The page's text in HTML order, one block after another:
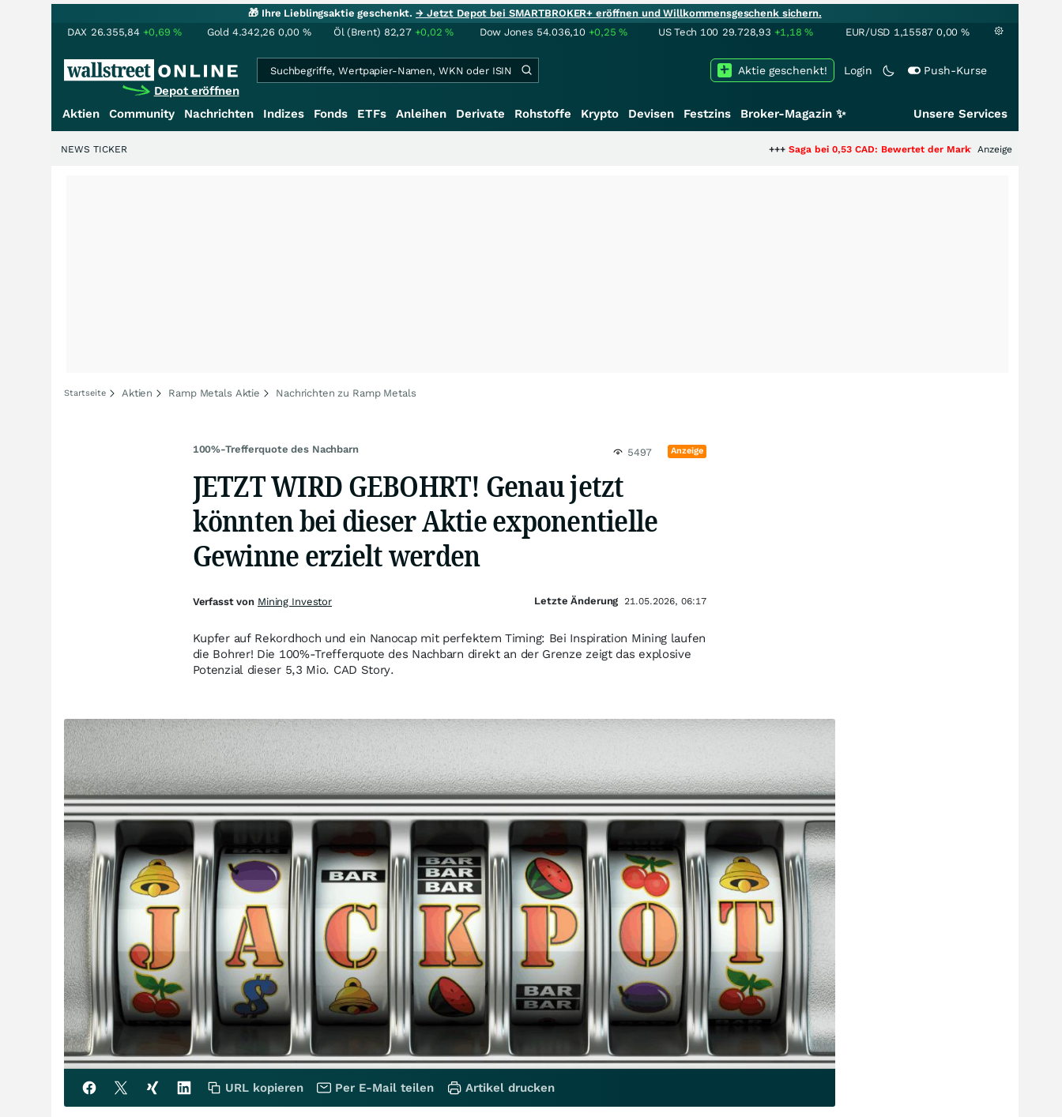
🎁 Ihre Lieblingsaktie geschenkt.→ Jetzt Depot bei SMARTBROKER+ eröffnen und Willkommensgeschenk sichern.
DAX 26.355,84 +0,69% Gold 4.342,26 0,00 % Öl (Brent) 82,27 +0,02% Dow Jones 54.036,10 +0,25% US Tech 100 29.728,93 +1,18% EUR/USD 1,15587 0,00 %
Depot eröffnen
Login Push-Kurse
Aktie geschenkt!
Aktien Community Nachrichten Indizes Fonds ETFs Anleihen Derivate Rohstoffe Krypto Devisen Festzins Broker-Magazin ✨ Unsere Services
Saga bei 0,53 CAD: Bewertet der Markt noch immer nur die Hälfte
Anzeige
NEWS TICKER
Startseite Aktien Ramp Metals Aktie Nachrichten zu Ramp Metals
100%-Trefferquote des Nachbarn 5497 Anzeige
JETZT WIRD GEBOHRT! Genau jetzt
könnten bei dieser Aktie exponentielle
Gewinne erzielt werden
Kupfer auf Rekordhoch und ein Nanocap mit perfektem Timing: Bei Inspiration Mining laufen
die Bohrer! Die 100%-Trefferquote des Nachbarn direkt an der Grenze zeigt das explosive
Potenzial dieser 5,3 Mio. CAD Story.
Verfasst von Mining Investor Letzte Änderung 21.05.2026, 06:17
URL kopieren Per E-Mail teilen Artikel drucken